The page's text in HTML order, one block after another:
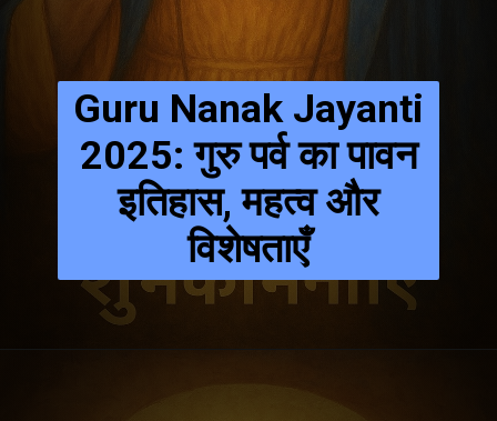
Guru Nanak Jayanti
2025: गुरु पर्व का पावन
इतिहास, महत्व और
विशेषताएँ